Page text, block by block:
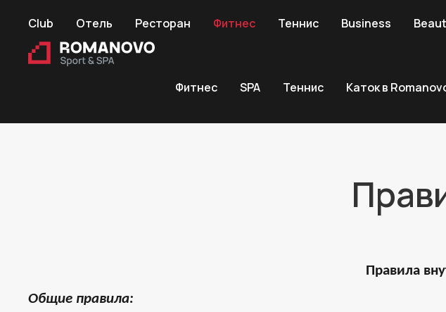
Club Отель Ресторан Фитнес Теннис Business
Фитнес SPA Теннис Каток в
Правила
Общие правила: